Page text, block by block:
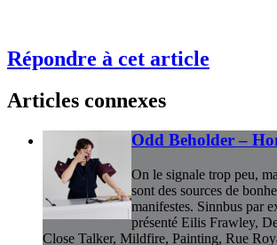
Répondre à cet article
Articles connexes
Odd Beholder –
On le signale trop peu,
sont des sources de
manifestes. Sinnbus par
présenté Eilis Frawley,
Close Talker, Mildfire, Painting, Rue